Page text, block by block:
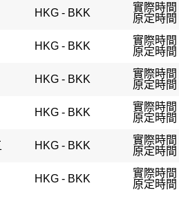
HKG - BKK
實際時
原定時
HKG - BKK
實際時
原定時
HKG - BKK
實際時間
原定時
HKG - BKK
實際時
原定時
HKG - BKK
實際時
原定時
HKG - BKK
實際時
原定時